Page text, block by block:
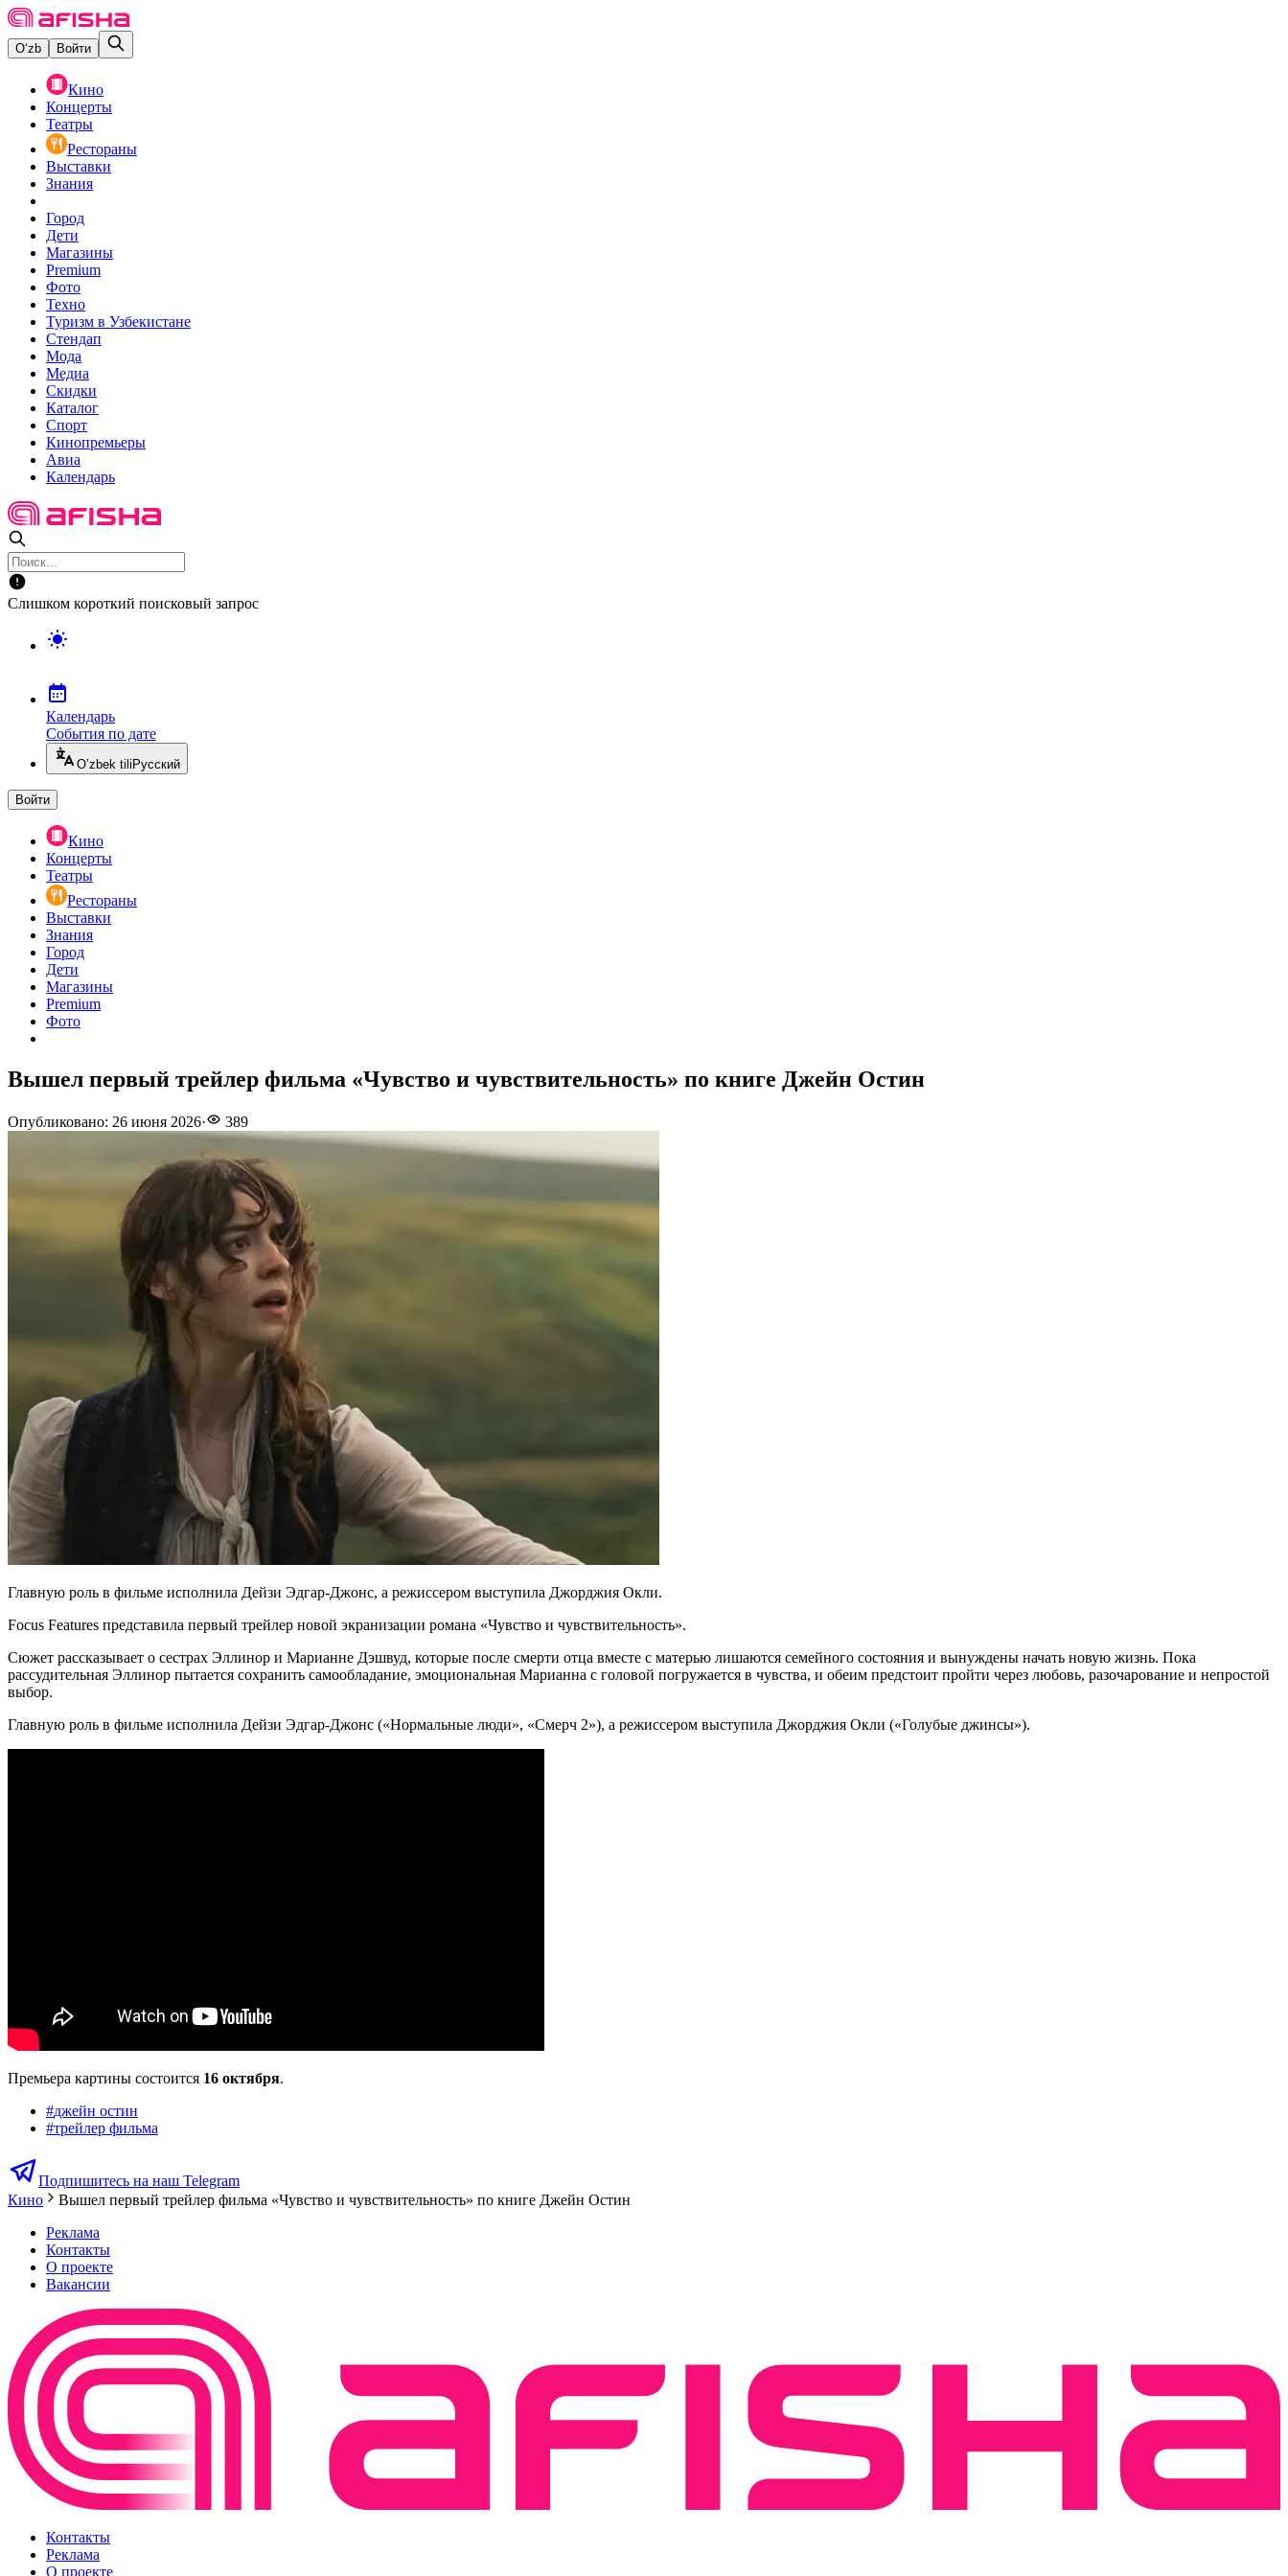
O‘zb Войти
Кино
Концерты
Театры
Рестораны
Выставки
Знания
Город
Дети
Магазины
Premium
Фото
Техно
Туризм в Узбекистане
Стендап
Мода
Медиа
Скидки
Каталог
Спорт
Кинопремьеры
Авиа
Календарь
Слишком короткий поисковый запрос
Календарь
События по дате
O’zbek tili Русский
Войти
Кино
Концерты
Театры
Рестораны
Выставки
Знания
Город
Дети
Магазины
Premium
Фото
Вышел первый трейлер фильма «Чувство и чувствительность» по книге Джейн Остин
Опубликовано: 26 июня 2026· 389
Главную роль в фильме исполнила Дейзи Эдгар-Джонс, а режиссером выступила Джорджия Окли.
Focus Features представила первый трейлер новой экранизации романа «Чувство и чувствительность».
Сюжет рассказывает о сестрах Эллинор и Марианне Дэшвуд, которые после смерти отца вместе с матерью лишаются семейного состояния и вынуждены начать новую жизнь. Пока
рассудительная Эллинор пытается сохранить самообладание, эмоциональная Марианна с головой погружается в чувства, и обеим предстоит пройти через любовь, разочарование и непростой
выбор.
Главную роль в фильме исполнила Дейзи Эдгар-Джонс («Нормальные люди», «Смерч 2»), а режиссером выступила Джорджия Окли («Голубые джинсы»).
Премьера картины состоится 16 октября.
#джейн остин
#трейлер фильма
Подпишитесь на наш Telegram
Кино
Вышел первый трейлер фильма «Чувство и чувствительность» по книге Джейн Остин
Реклама
Контакты
О проекте
Вакансии
Контакты
Реклама
О проекте